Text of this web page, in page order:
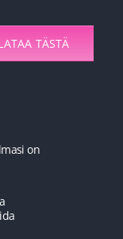
TÄSTÄ
on